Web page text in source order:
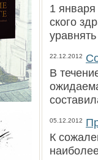
1
ского
22.12.2012
В
05.12.2012
К